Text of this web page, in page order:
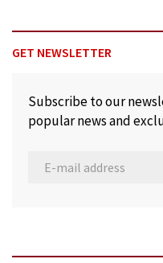
GET NEWSLETTER
Subscribe to our
popular news and